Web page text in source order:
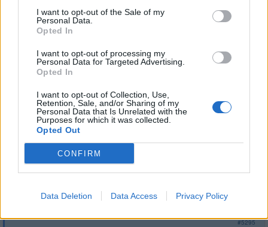
I want to opt-out of the Sale of my
Personal Data.
Opted In
I want to opt-out of processing my
Personal Data for Targeted Advertising.
Opted In
I want to opt-out of Collection, Use,
Retention, Sale, and/or Sharing of my
Personal Data that Is Unrelated with the
Purposes for which it was collected.
Opted Out
CONFIRM
Data Deletion Data Access Privacy Policy
Předmět:
Přihlásit se a odpovědět 2
#5295